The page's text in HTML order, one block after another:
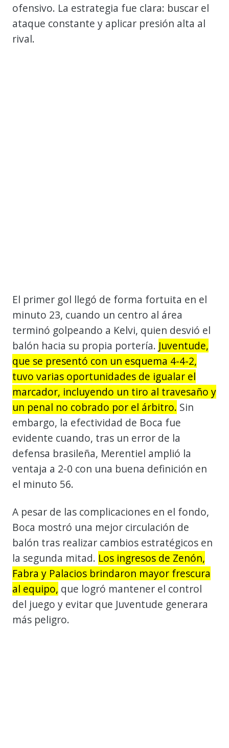
ofensivo. La estrategia fue clara: buscar el
ataque constante y aplicar presión alta al
rival.
El primer gol llegó de forma fortuita en el
minuto 23, cuando un centro al área
terminó golpeando a Kelvi, quien desvió el
balón hacia su propia portería. Juventude,
que se presentó con un esquema 4-4-2,
tuvo varias oportunidades de igualar el
marcador, incluyendo un tiro al travesaño y
un penal no cobrado por el árbitro. Sin
embargo, la efectividad de Boca fue
evidente cuando, tras un error de la
defensa brasileña, Merentiel amplió la
ventaja a 2-0 con una buena definición en
el minuto 56.
A pesar de las complicaciones en el fondo,
Boca mostró una mejor circulación de
balón tras realizar cambios estratégicos en
la segunda mitad. Los ingresos de Zenón,
Fabra y Palacios brindaron mayor frescura
al equipo, que logró mantener el control
del juego y evitar que Juventude generara
más peligro.